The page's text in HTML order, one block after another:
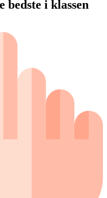
bedste i klassen